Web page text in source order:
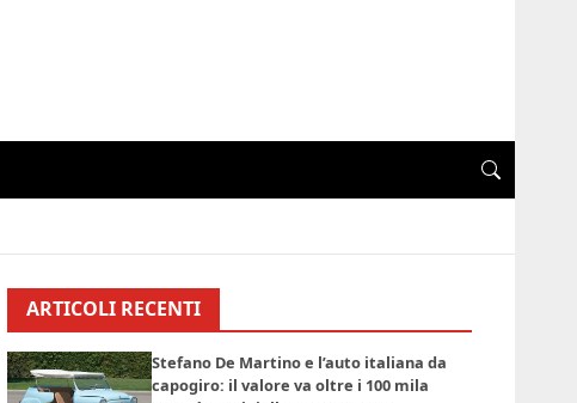
ARTICOLI RECENTI
Stefano De Martino e l’auto italiana da
capogiro: il valore va oltre i 100 mila